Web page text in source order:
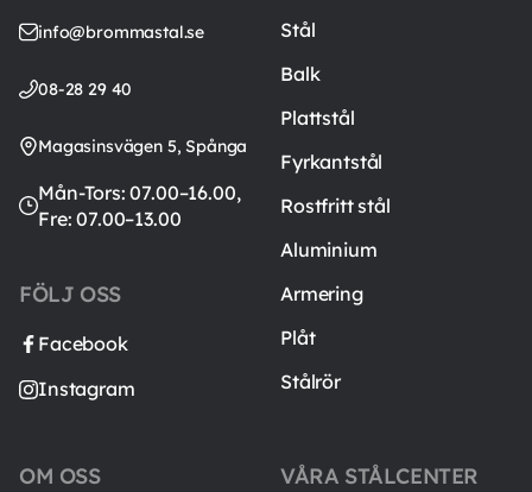
info@brommastal.se
08-28 29 40
Magasinsvägen 5, Spånga
Mån-Tors: 07.00–16.00,
Fre: 07.00–13.00
FÖLJ OSS
Facebook
Instagram
Stål
Balk
Plattstål
Fyrkantstål
Rostfritt stål
Aluminium
Armering
Plåt
Stålrör
VÅRA STÅLCENTER
OM OSS